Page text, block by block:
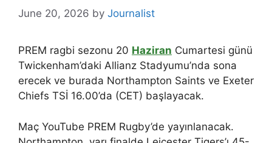
June 20, 2026 by Journalist
PREM ragbi sezonu 20 Haziran Cumartesi günü
Twickenham’daki Allianz Stadyumu’nda sona
erecek ve burada Northampton Saints ve Exeter
Chiefs TSİ 16.00’da (CET) başlayacak.
Maç YouTube PREM Rugby’de yayınlanacak.